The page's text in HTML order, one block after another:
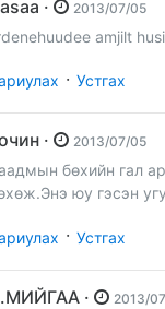
Nasaa · 2013/07/05
amjilt
· Устгах
Зочин · 2013/07/05
бөхийн гал
юу гэсэн
· Устгах
Ц.МИЙГАА · 2013/